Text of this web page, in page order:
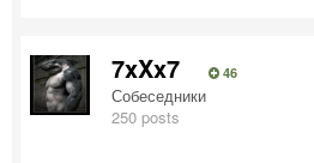
7xXx7 46
Собеседники
250 posts